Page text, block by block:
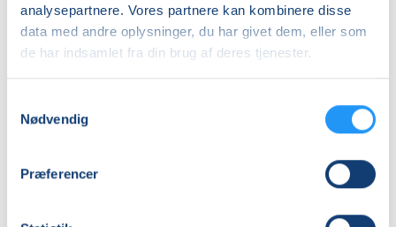
analysepartnere. Vores partnere kan kombinere disse
data med andre oplysninger, du har givet dem, eller som
de har indsamlet fra din brug af deres tjenester.
Nødvendig
Præferencer
10mødegange
Adresse
Se på kort